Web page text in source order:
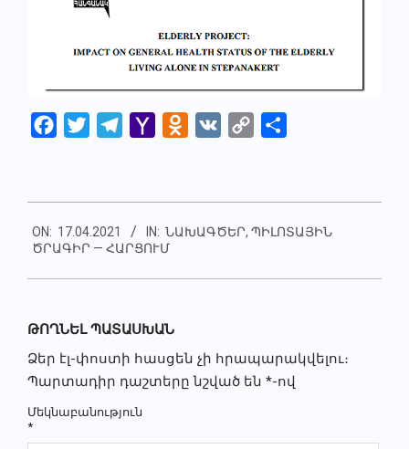
Facebook
Twitter Telegram
Yahoo
Odnoklassniki
VK
Copy
04-
17
ON: 17.04.2021 IN: ՆԱԽԱԳԾԵՐ, ՊԻԼՈՏԱՅԻՆ
ԾՐԱԳԻՐ — ՀԱՐՑՈՒՄ
ԹՈՂՆԵԼ ՊԱՏԱՍԽԱՆ
Ձեր էլ-փոստի հասցեն չի հրապարակվելու։
Պարտադիր դաշտերը նշված են *-ով
Մեկնաբանություն
*